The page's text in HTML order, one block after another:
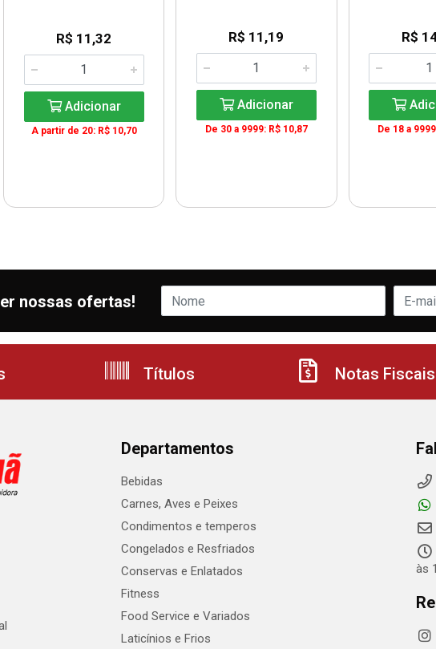
R$ 11,32
Adicionar
A partir de 20: R$ 10,70
R$ 11,19
Adicionar
De 30 a 9999: R$ 10,87
R$
De 18 a
nossas ofertas!
Títulos Notas Fiscais
Departamentos
Bebidas
Carnes, Aves e Peixes
Condimentos e temperos
Congelados e Resfriados
Conservas e Enlatados
Fitness
Food Service e Variados
Laticínios e Frios
às